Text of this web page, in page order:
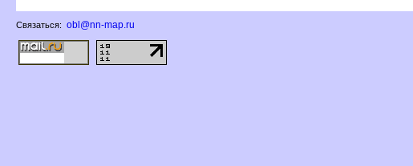
Связаться: obl@nn-map.ru